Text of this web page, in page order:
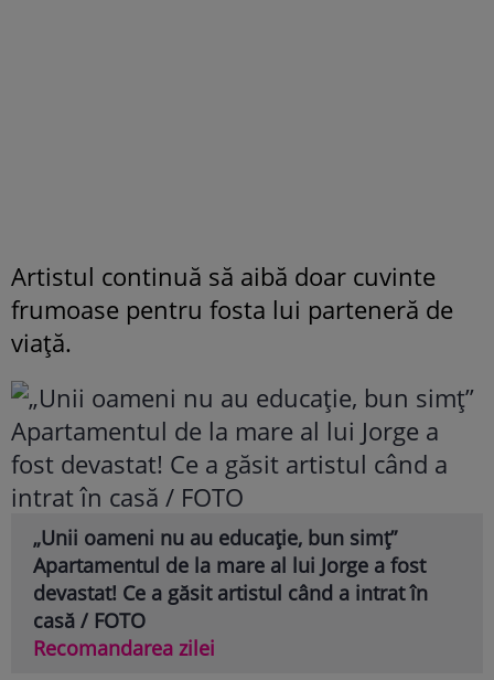
Artistul continuă să aibă doar cuvinte
frumoase pentru fosta lui parteneră de
viață.
„Unii oameni nu au educație, bun simț”
Apartamentul de la mare al lui Jorge a fost
devastat! Ce a găsit artistul când a intrat în
casă / FOTO
Recomandarea zilei